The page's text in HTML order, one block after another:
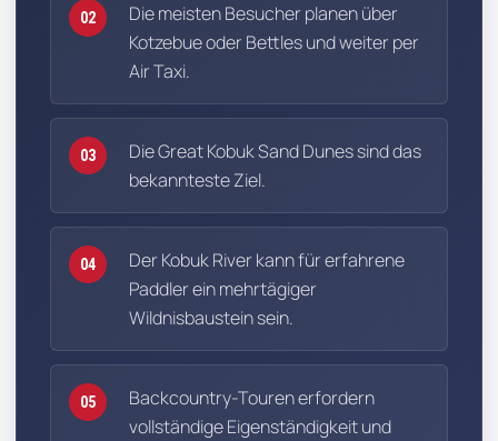
02
Die meisten Besucher planen über
Kotzebue oder Bettles und weiter per
Air Taxi.
03
Die Great Kobuk Sand Dunes sind das
bekannteste Ziel.
04
Der Kobuk River kann für erfahrene
Paddler ein mehrtägiger
Wildnisbaustein sein.
05
Backcountry-Touren erfordern
vollständige Eigenständigkeit und